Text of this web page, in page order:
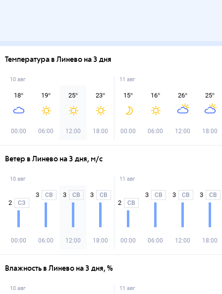
Температура в Линево на 3 дня
10 авг
18°
00:00
19°
06:00
25°
12:00
23°
18:00
11 авг
15°
00:00
16°
06:00
26°
12:00
25°
18:00
Ветер в Линево на 3 дня, м/с
10 авг
2 СЗ
00:00
3 СВ
06:00
3 СВ
12:00
3 СВ
18:00
11 авг
2 СВ
00:00
3 СВ
06:00
3 СВ
12:00
3 СВ
18:00
Влажность в Линево на 3 дня, %
10 авг 11 авг